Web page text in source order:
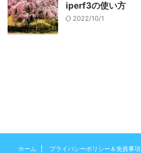
iperf3の使い方
2022/10/1
ホーム プライバシーポリシー＆免責事項